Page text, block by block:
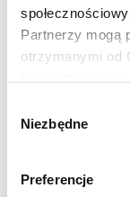
Partnerzy mogą
otrzymanymi od
zgody
Niezbędne
Preferencje